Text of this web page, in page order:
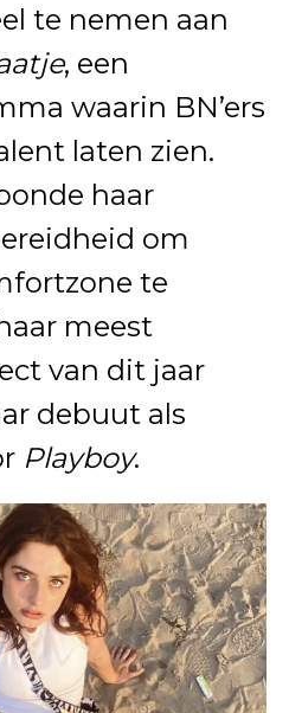
te nemen aan
, een
waarin BN’ers
laten zien.
haar
om
te
meest
van dit jaar
debuut als
Playboy.